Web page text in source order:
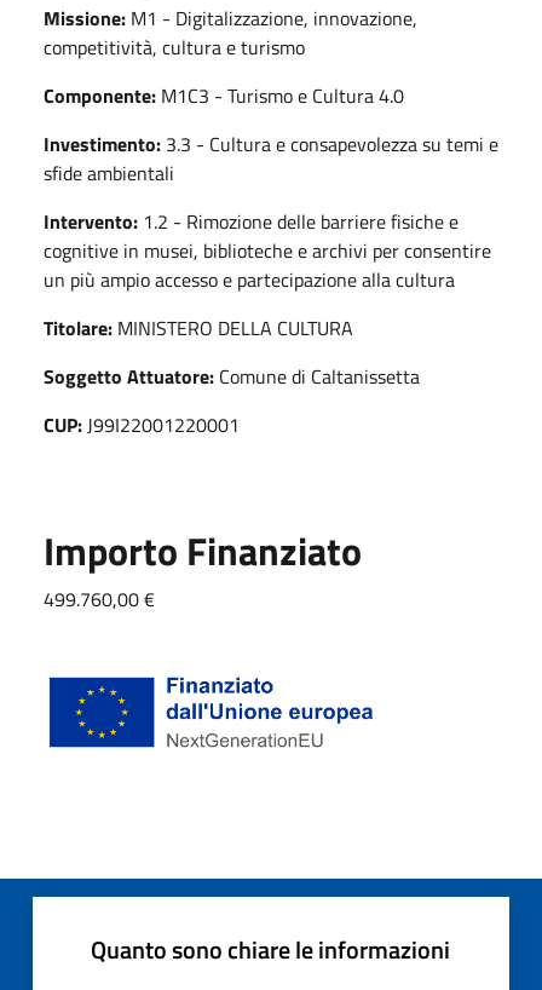
Missione: M1 - Digitalizzazione, innovazione,
competitività, cultura e turismo
Componente: M1C3 - Turismo e Cultura 4.0
Investimento: 3.3 - Cultura e consapevolezza su temi e
sfide ambientali
Intervento: 1.2 - Rimozione delle barriere fisiche e
cognitive in musei, biblioteche e archivi per consentire
un più ampio accesso e partecipazione alla cultura
Titolare: MINISTERO DELLA CULTURA
Soggetto Attuatore: Comune di Caltanissetta
CUP: J99I22001220001
Importo Finanziato
499.760,00 €
Quanto sono chiare le informazioni